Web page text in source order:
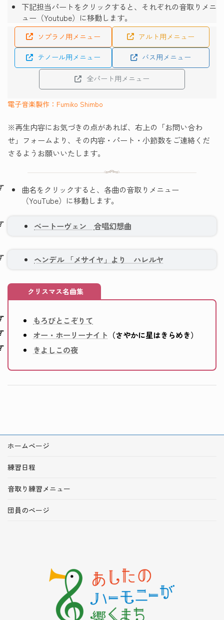
下記担当パートをクリックすると、それぞれの音取りメニ
ュー（Youtube）に移動します。
ソプラノ用メニュー アルト用メニュー
テノール用メニュー バス用メニュー
全パート用メニュー
電子音楽製作：Fumiko Shimbo
※再生内容にお気づきの点があれば、右上の「お問い合わ
せ」フォームより、その内容・パート・小節数をご連絡くだ
さるようお願いいたします。
曲名をクリックすると、各曲の音取りメニュー
（YouTube）に移動します。
ベートーヴェン合唱幻想曲
ヘンデル 「メサイヤ」より ハレルヤ
クリスマス名曲集
もろびとこぞりて
オー・ホーリーナイト （さやかに星はきらめき）
きよしこの夜
ホームページ
練習日程
音取り練習メニュー
団員のページ